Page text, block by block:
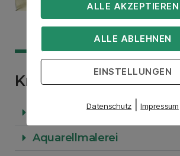
Kreativität
Kreatives Gestalten
Aquarellmalerei
ALLE AKZEPTIEREN
ALLE ABLEHNEN
EINSTELLUNGEN
Datenschutz |Impressum